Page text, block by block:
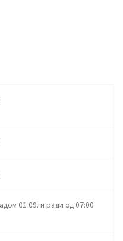
01.09. и ради од 07:00